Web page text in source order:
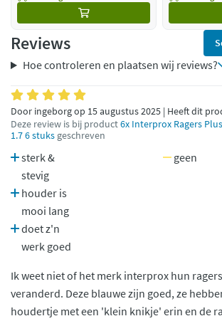
Reviews
Hoe controleren en plaatsen wij reviews?
Door ingeborg op 15 augustus 2025 | Heeft dit
Deze review is bij product6x Interprox Ragers
1.7 6 stuks geschreven
sterk &
stevig
houder is
mooi lang
doet z'n
werk goed
geen
Ik weet niet of het merk interprox hun
veranderd. Deze blauwe zijn goed, ze
houdertje met een 'klein knikje' erin en de